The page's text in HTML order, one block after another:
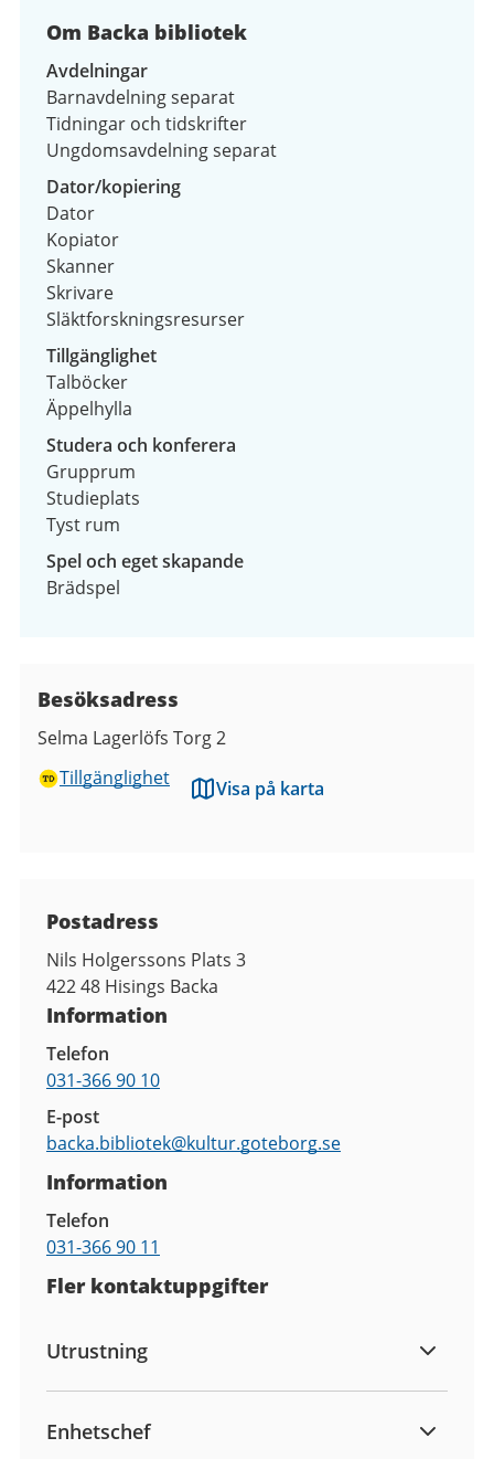
Om Backa bibliotek
Avdelningar
Barnavdelning separat
Tidningar och tidskrifter
Ungdomsavdelning separat
Dator/kopiering
Dator
Kopiator
Skanner
Skrivare
Släktforskningsresurser
Tillgänglighet
Talböcker
Äppelhylla
Studera och konferera
Grupprum
Studieplats
Tyst rum
Spel och eget skapande
Brädspel
Besöksadress
Selma Lagerlöfs Torg 2
Tillgänglighet
Visa på karta
Postadress
Nils Holgerssons Plats 3
422 48 Hisings Backa
Information
Telefon
031-366 90 10
E-post
backa.bibliotek@kultur.goteborg.se
Information
Telefon
031-366 90 11
Fler kontaktuppgifter
Utrustning
Enhetschef